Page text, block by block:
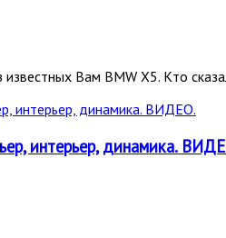
Вам BMW X5. Кто
интерьер, динамика.